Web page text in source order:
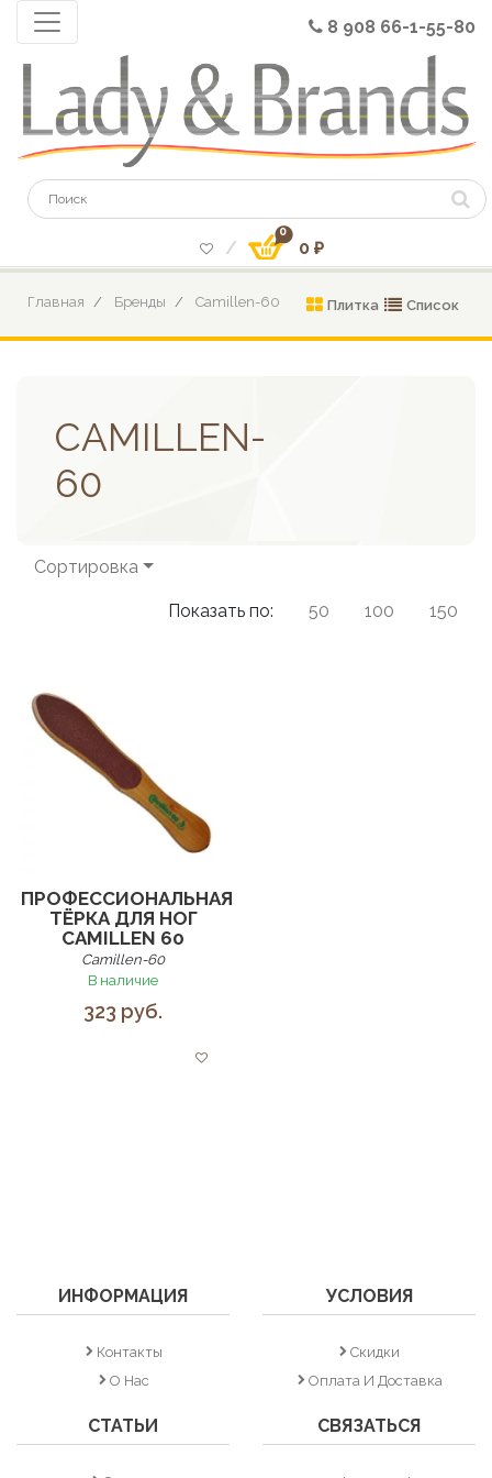
8 908 66-1-55-80
0
0 ₽
Главная Бренды Camillen-60 Плитка Список
CAMILLEN-
60
Сортировка
Показать по: 50 100 150
ПРОФЕССИОНАЛЬНАЯ
ТЁРКА ДЛЯ НОГ
СAMILLEN 60
Camillen-60
В наличие
323 руб.
ИНФОРМАЦИЯ
Контакты
О Нас
УСЛОВИЯ
Скидки
Оплата И Доставка
СТАТЬИ СВЯЗАТЬСЯ